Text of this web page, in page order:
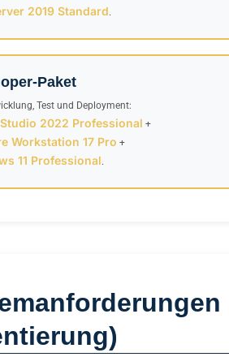
2019 Standard.
Paket
Test und Deployment:
2022 Professional +
Workstation 17 Pro +
11 Professional.